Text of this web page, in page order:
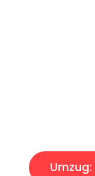
Umzug: